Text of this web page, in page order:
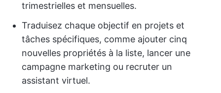
trimestrielles et mensuelles.
Traduisez chaque objectif en projets et
tâches spécifiques, comme ajouter cinq
nouvelles propriétés à la liste, lancer une
campagne marketing ou recruter un
assistant virtuel.